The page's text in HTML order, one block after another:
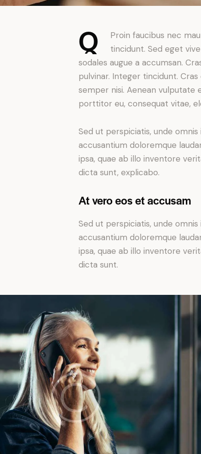
Q
Proin faucibus nec
tincidunt. Sed eget
sodales augue a accumsan.
pulvinar. Integer tincidunt.
semper nisi. Aenean vulputate
porttitor eu, consequat vitae,
Sed ut perspiciatis, unde
accusantium doloremque
ipsa, quae ab illo inventore
dicta sunt, explicabo.
At vero eos et accusam
Sed ut perspiciatis, unde
accusantium doloremque
ipsa, quae ab illo inventore
dicta sunt.